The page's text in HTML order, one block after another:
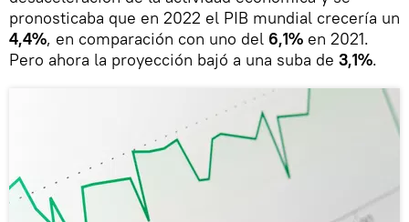
pronosticaba que en 2022 el PIB mundial crecería un
4,4%, en comparación con uno del 6,1% en 2021.
Pero ahora la proyección bajó a una suba de 3,1%.